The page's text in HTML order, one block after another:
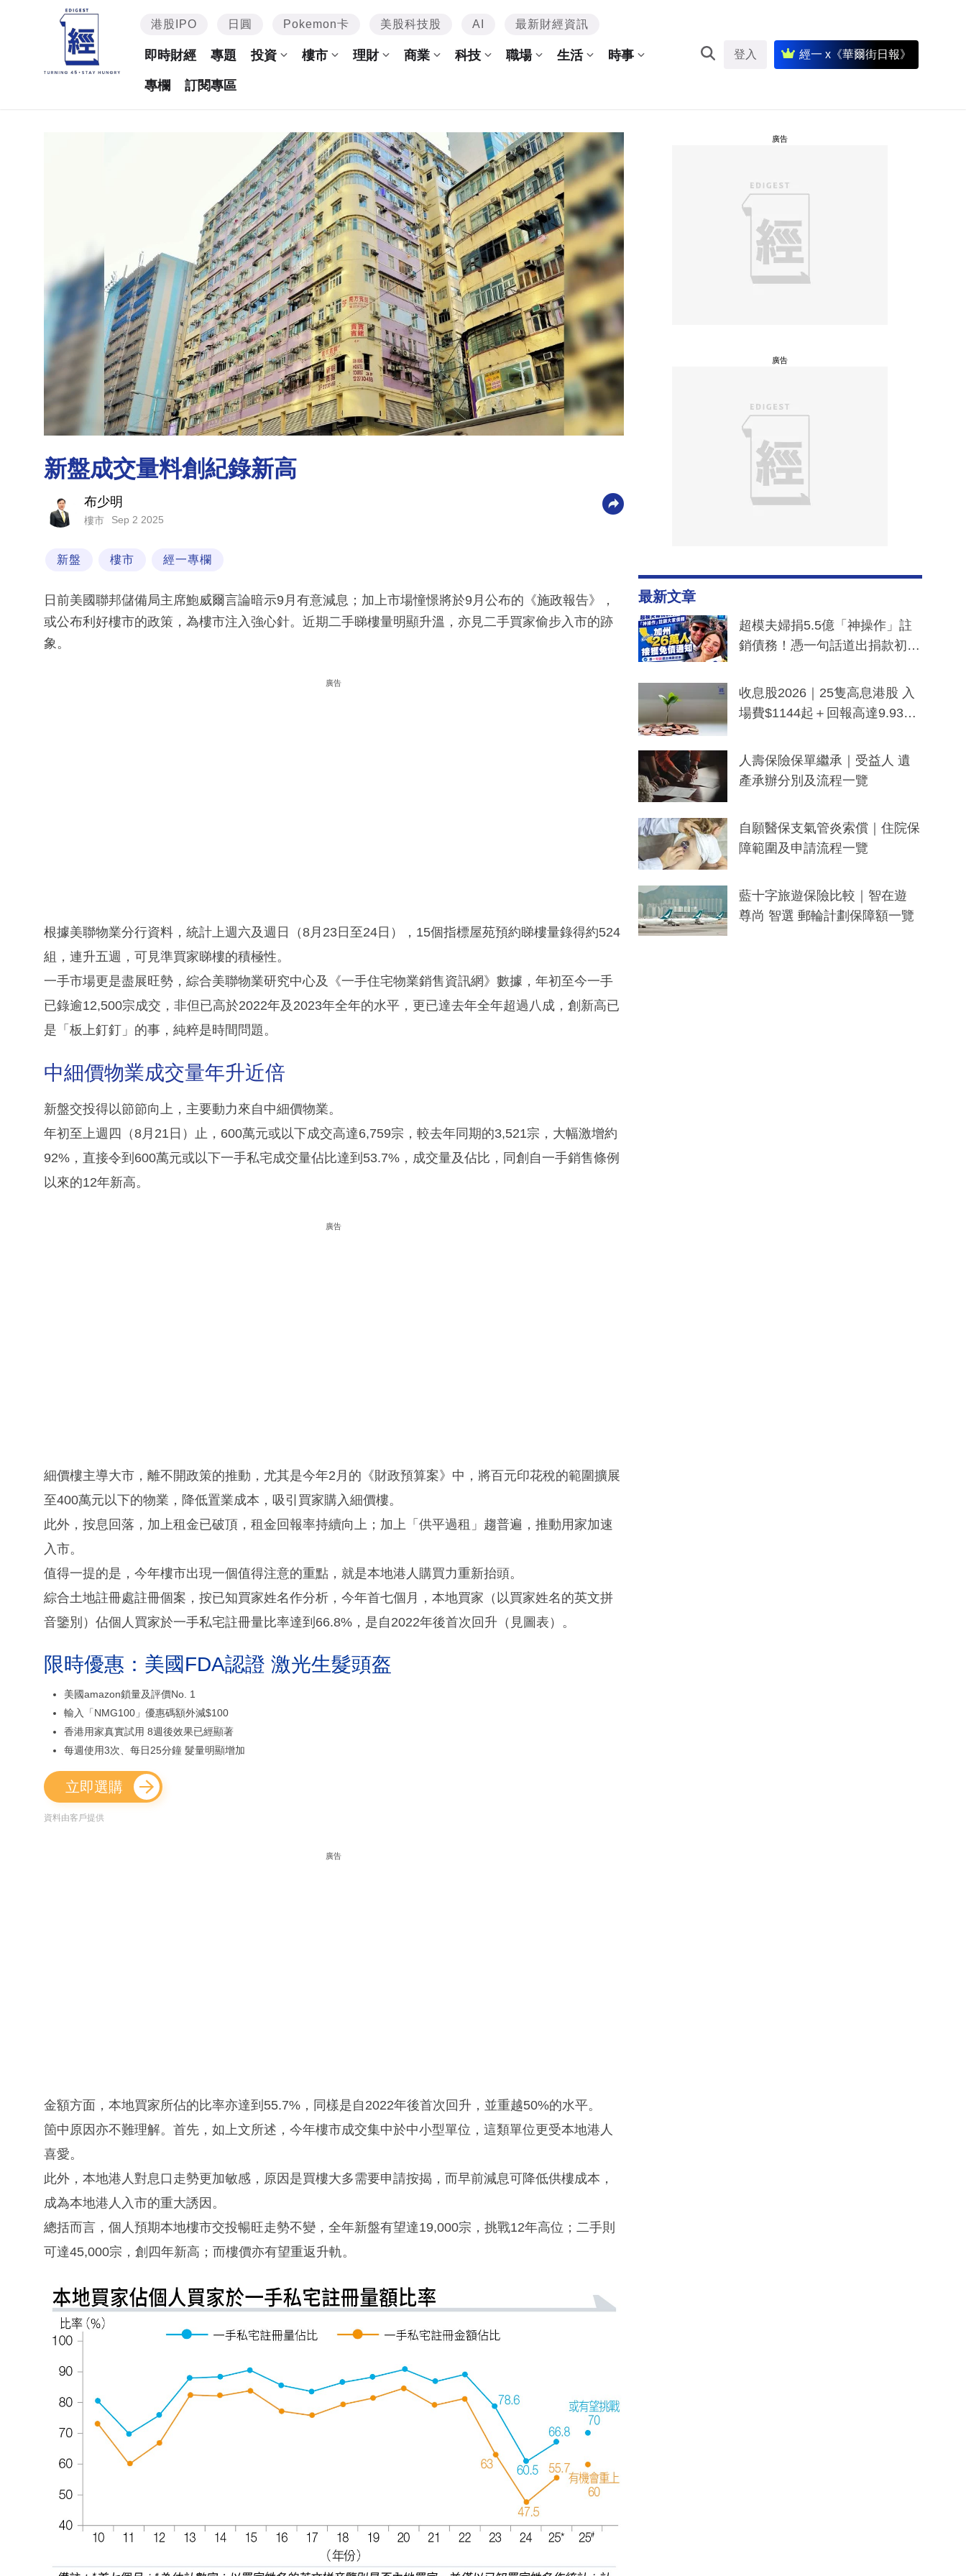
港股IPO 日圓 Pokemon卡 美股科技股 AI 最新財經資訊
即時財經 專題 投資 樓市 理財 商業 科技 職場 生活 時事
專欄 訂閱專區
登入 經一 x《華爾街日報》
新盤成交量料創紀錄新高
布少明
樓市 Sep 2 2025
新盤 樓市 經一專欄
日前美國聯邦儲備局主席鮑威爾言論暗示9月有意減息；加上市場憧憬將於9月公布的《施政報告》，
或公布利好樓市的政策，為樓市注入強心針。近期二手睇樓量明顯升溫，亦見二手買家偷步入市的跡
象。
廣告
根據美聯物業分行資料，統計上週六及週日（8月23日至24日），15個指標屋苑預約睇樓量錄得約524
組，連升五週，可見準買家睇樓的積極性。
一手市場更是盡展旺勢，綜合美聯物業研究中心及《一手住宅物業銷售資訊網》數據，年初至今一手
已錄逾12,500宗成交，非但已高於2022年及2023年全年的水平，更已達去年全年超過八成，創新高已
是「板上釘釘」的事，純粹是時間問題。
中細價物業成交量年升近倍
新盤交投得以節節向上，主要動力來自中細價物業。
年初至上週四（8月21日）止，600萬元或以下成交高達6,759宗，較去年同期的3,521宗，大幅激增約
92%，直接令到600萬元或以下一手私宅成交量佔比達到53.7%，成交量及佔比，同創自一手銷售條例
以來的12年新高。
廣告
細價樓主導大市，離不開政策的推動，尤其是今年2月的《財政預算案》中，將百元印花稅的範圍擴展
至400萬元以下的物業，降低置業成本，吸引買家購入細價樓。
此外，按息回落，加上租金已破頂，租金回報率持續向上；加上「供平過租」趨普遍，推動用家加速
入市。
值得一提的是，今年樓市出現一個值得注意的重點，就是本地港人購買力重新抬頭。
綜合土地註冊處註冊個案，按已知買家姓名作分析，今年首七個月，本地買家（以買家姓名的英文拼
音鑒別）佔個人買家於一手私宅註冊量比率達到66.8%，是自2022年後首次回升（見圖表）。
限時優惠：美國FDA認證 激光生髮頭盔
美國amazon鎖量及評價No. 1
輸入「NMG100」優惠碼額外減$100
香港用家真實試用 8週後效果已經顯著
每週使用3次、每日25分鐘 髮量明顯增加
立即選購
資料由客戶提供
廣告
金額方面，本地買家所佔的比率亦達到55.7%，同樣是自2022年後首次回升，並重越50%的水平。
箇中原因亦不難理解。首先，如上文所述，今年樓市成交集中於中小型單位，這類單位更受本地港人
喜愛。
此外，本地港人對息口走勢更加敏感，原因是買樓大多需要申請按揭，而早前減息可降低供樓成本，
成為本地港人入市的重大誘因。
總括而言，個人預期本地樓市交投暢旺走勢不變，全年新盤有望達19,000宗，挑戰12年高位；二手則
可達45,000宗，創四年新高；而樓價亦有望重返升軌。
廣告
廣告
最新文章
超模夫婦捐5.5億「神操作」註
銷債務！憑一句話道出捐款初
一度被誤當詐騙手段
收息股2026｜25隻高息港股 入
場費$1144起＋回報高達9.93
人壽保險保單繼承｜受益人 遺
產承辦分別及流程一覽
自願醫保支氣管炎索償｜住院保
障範圍及申請流程一覽
藍十字旅遊保險比較｜智在遊
尊尚 智選 郵輪計劃保障額一覽